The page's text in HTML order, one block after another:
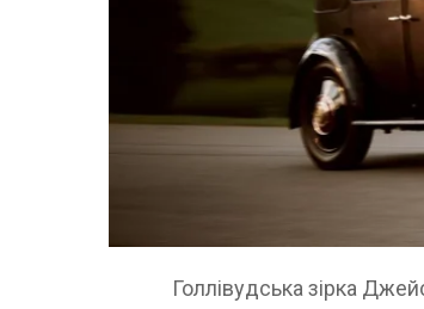
Голлівудська зірка